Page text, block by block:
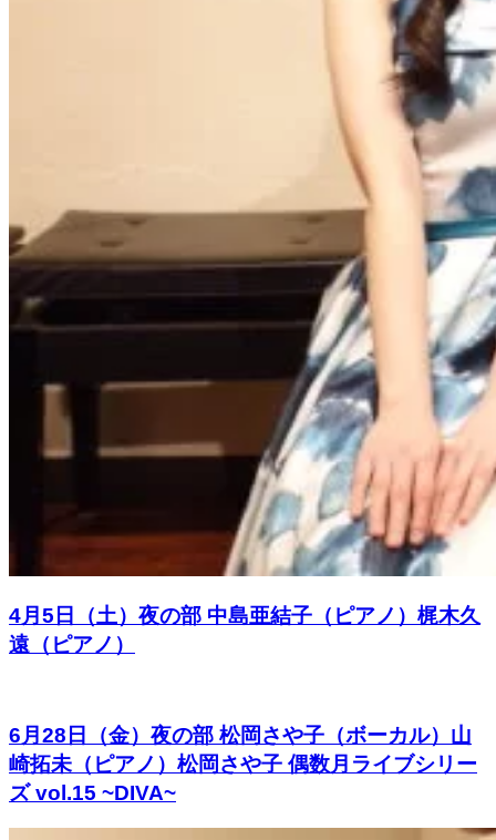
4月5日（土）夜の部 中島亜結子（ピアノ）梶木久
遠（ピアノ）
6月28日（金）夜の部 松岡さや子（ボーカル）山
崎拓未（ピアノ）松岡さや子 偶数月ライブシリー
ズ vol.15 ~DIVA~